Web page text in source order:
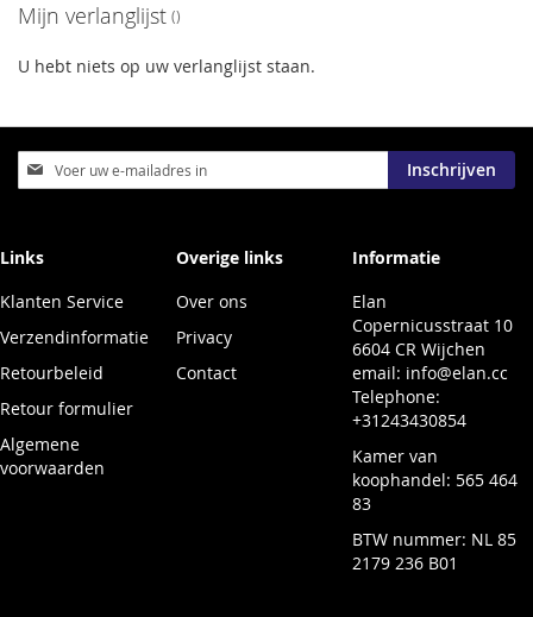
Mijn verlanglijst
U hebt niets op uw verlanglijst staan.
Abonneer
u
nieuwsbrief
Inschrijven
Links
Klanten Service
Verzendinformatie
Retourbeleid
Retour formulier
Algemene
voorwaarden
Overige links
Over ons
Privacy
Contact
Informatie
Elan
Copernicusstraat 10
6604 CR Wijchen
email: info@elan.cc
Telephone:
+31243430854
Kamer van
koophandel: 565 464
83
BTW nummer: NL 85
2179 236 B01